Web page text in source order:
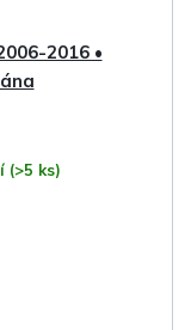
2016 •
(>5 ks)